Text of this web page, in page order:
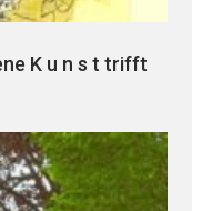
K u n s t trifft